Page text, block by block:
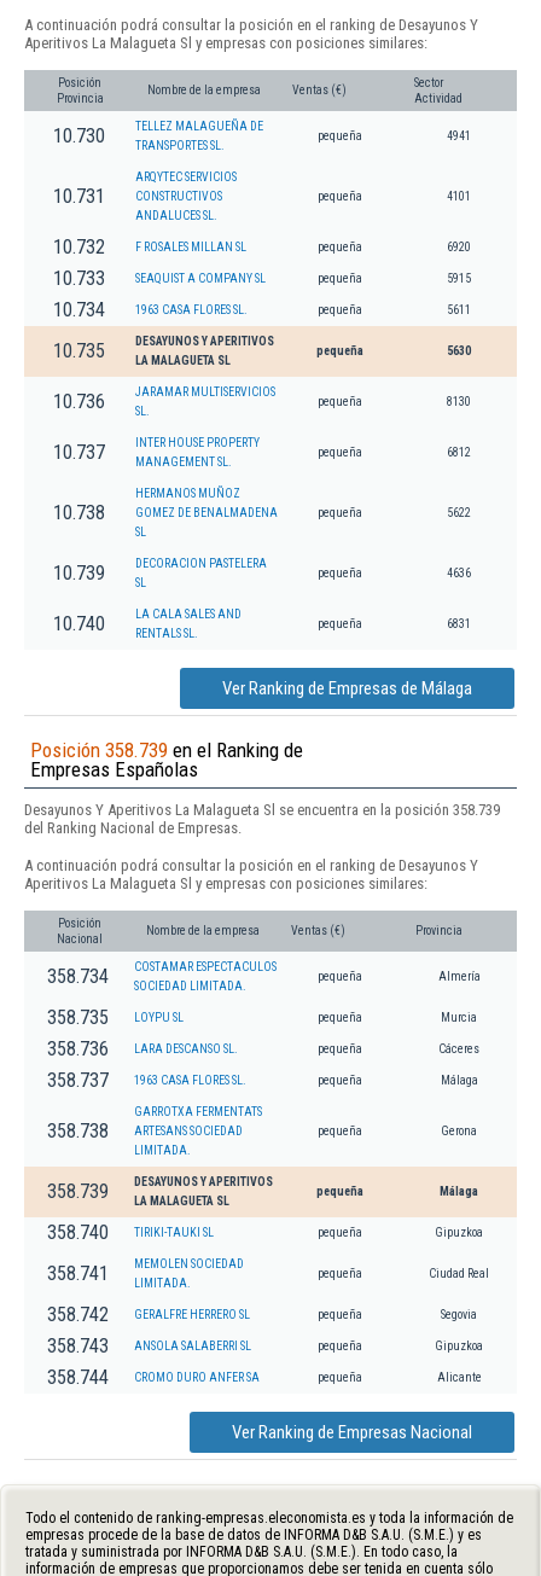
A continuación podrá consultar la posición en el ranking de Desayunos Y
Aperitivos La Malagueta Sl y empresas con posiciones similares:
Posición
Provincia
Nombre de la empresa Ventas (€)
Sector
Actividad
10.730
TELLEZ MALAGUEÑA DE
TRANSPORTES SL.
pequeña 4941
10.731
ARQYTEC SERVICIOS
CONSTRUCTIVOS
ANDALUCES SL.
pequeña 4101
10.732 F ROSALES MILLAN SL pequeña 6920
10.733 SEAQUIST A COMPANY SL pequeña 5915
10.734 1963 CASA FLORES SL. pequeña 5611
10.735
DESAYUNOS Y APERITIVOS
LA MALAGUETA SL
pequeña 5630
10.736
JARAMAR MULTISERVICIOS
SL.
pequeña 8130
10.737
INTER HOUSE PROPERTY
MANAGEMENT SL.
pequeña 6812
10.738
HERMANOS MUÑOZ
GOMEZ DE BENALMADENA
SL
pequeña 5622
10.739
DECORACION PASTELERA
SL
pequeña 4636
10.740
LA CALA SALES AND
RENTALS SL.
pequeña 6831
Ver Ranking de Empresas de Málaga
Posición 358.739 en el Ranking de
Empresas Españolas
Desayunos Y Aperitivos La Malagueta Sl se encuentra en la posición 358.739
del Ranking Nacional de Empresas.
A continuación podrá consultar la posición en el ranking de Desayunos Y
Aperitivos La Malagueta Sl y empresas con posiciones similares:
Posición
Nacional
Nombre de la empresa Ventas (€) Provincia
358.734
COSTAMAR ESPECTACULOS
SOCIEDAD LIMITADA.
pequeña Almería
358.735 LOYPU SL pequeña Murcia
358.736 LARA DESCANSO SL. pequeña Cáceres
358.737 1963 CASA FLORES SL. pequeña Málaga
358.738
GARROTXA FERMENTATS
ARTESANS SOCIEDAD
LIMITADA.
pequeña Gerona
358.739
DESAYUNOS Y APERITIVOS
LA MALAGUETA SL
pequeña Málaga
358.740 TIRIKI-TAUKI SL pequeña Gipuzkoa
358.741
MEMOLEN SOCIEDAD
LIMITADA.
pequeña Ciudad Real
358.742 GERALFRE HERRERO SL pequeña Segovia
358.743 ANSOLA SALABERRI SL pequeña Gipuzkoa
358.744 CROMO DURO ANFER SA pequeña Alicante
Ver Ranking de Empresas Nacional
Todo el contenido de ranking-empresas.eleconomista.es y toda la información de
empresas procede de la base de datos de INFORMA D&B S.A.U. (S.M.E.) y es
tratada y suministrada por INFORMA D&B S.A.U. (S.M.E.). En todo caso, la
información de empresas que proporcionamos debe ser tenida en cuenta sólo